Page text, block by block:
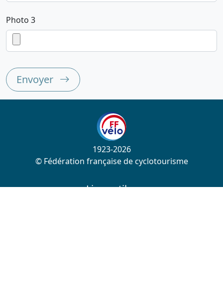
Photo 3
Envoyer
1923-2026
© Fédération française de cyclotourisme
Liens utiles